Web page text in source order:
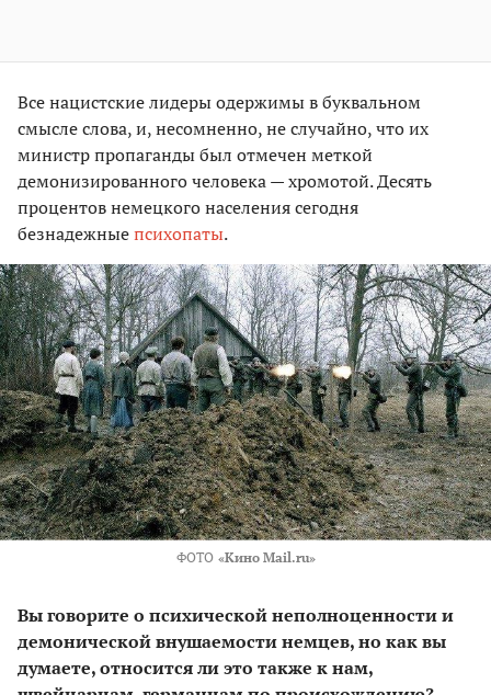
Все нацистские лидеры одержимы в буквальном
смысле слова, и, несомненно, не случайно, что их
министр пропаганды был отмечен меткой
демонизированного человека — хромотой. Десять
процентов немецкого населения сегодня
безнадежныепсихопаты.
ФОТО «Кино Mail.ru»
Вы говорите о психической неполноценности и
демонической внушаемости немцев, но как вы
думаете, относится ли это также к нам,